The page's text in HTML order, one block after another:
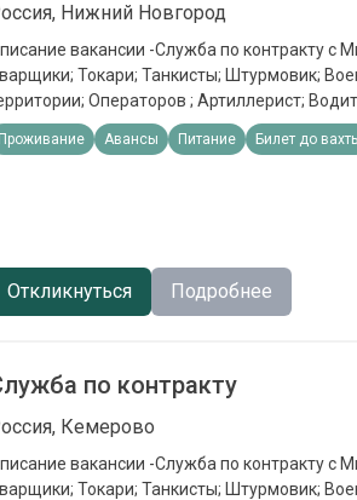
Нижний Новгород
вакансии -Служба по контракту
Токари; Танкисты; Штурмовик;
Операторов ; Артиллерист;
можно без опыта
Условия - Кредитные каникулы; -
выплаты Единоразовая
зарплата 210 000
Проживание Авансы Питание Билет до
Откликнуться Подробнее
по контракту
Кемерово
вакансии -Служба по контракту
Токари; Танкисты; Штурмовик;